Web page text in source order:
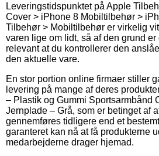
Leveringstidspunktet på Apple
Cover > iPhone 8 Mobiltilbehør >
Tilbehør > Mobiltilbehør er virkelig
varen lige om lidt, så af den grund
relevant at du kontrollerer den
den aktuelle vare.
En stor portion online firmaer stiller
levering på mange af deres
– Plastik og Gummi Sportsarmbånd
Jernplade – Grå, som er betinget af
gennemføres tidligere end et
garanteret kan nå at få produkterne
medarbejderne drager hjemad.